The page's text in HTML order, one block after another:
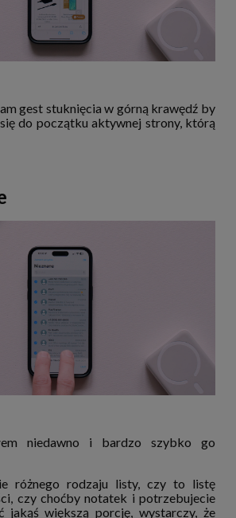
gest stuknięcia w górną krawędź by
do początku aktywnej strony, którą
niedawno i bardzo szybko go
różnego rodzaju listy, czy to listę
czy choćby notatek i potrzebujecie
jakąś większą porcję, wystarczy, że